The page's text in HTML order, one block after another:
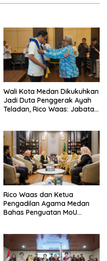
Wali Kota Medan Dikukuhkan
Jadi Duta Penggerak Ayah
Teladan, Rico Waas: Jabatan
Rico Waas dan Ketua
Pengadilan Agama Medan
Bahas Penguatan MoU